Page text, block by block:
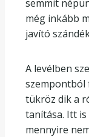
semmit
még inkább
javító
A levélben
szempontból
tükröz dik a
tanítása. Itt
mennyire